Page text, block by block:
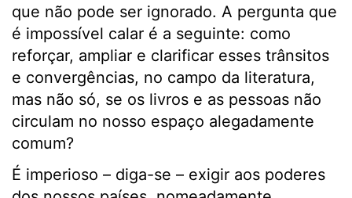
que não pode ser ignorado. A pergunta que
é impossível calar é a seguinte: como
reforçar, ampliar e clarificar esses trânsitos
e convergências, no campo da literatura,
mas não só, se os livros e as pessoas não
circulam no nosso espaço alegadamente
comum?
É imperioso – diga-se – exigir aos poderes